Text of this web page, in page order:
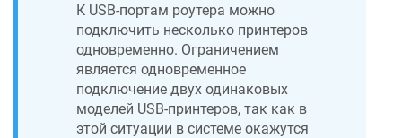
К USB-портам роутера можно
подключить несколько принтеров
одновременно. Ограничением
является одновременное
подключение двух одинаковых
моделей USB-принтеров, так как в
этой ситуации в системе окажутся